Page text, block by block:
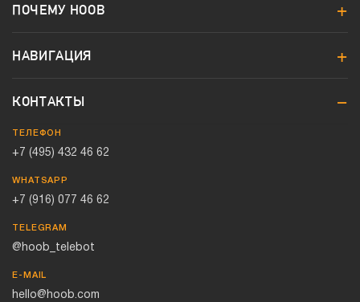
ПОЧЕМУ HOOB
НАВИГАЦИЯ
КОНТАКТЫ
ТЕЛЕФОН
+7 (495) 432 46 62
WHATSAPP
+7 (916) 077 46 62
TELEGRAM
@hoob_telebot
E-MAIL
hello@hoob.com